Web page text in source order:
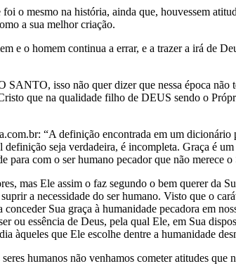
foi o mesmo na história, ainda que, houvessem
a sua melhor criação.
e o homem continua a errar, e a trazer a irá de
isso não quer dizer que nessa época não
que na qualidade filho de DEUS sendo o
“A definição encontrada em um dicionário
seja verdadeira, é incompleta. Graça é
para com o ser humano pecador que não merece o
mas Ele assim o faz segundo o bem querer da
a necessidade do ser humano. Visto que o
Sua graça à humanidade pecadora em
ou essência de Deus, pela qual Ele, em Sua
àqueles que Ele escolhe dentre a humanidade
humanos não venhamos cometer atitudes que